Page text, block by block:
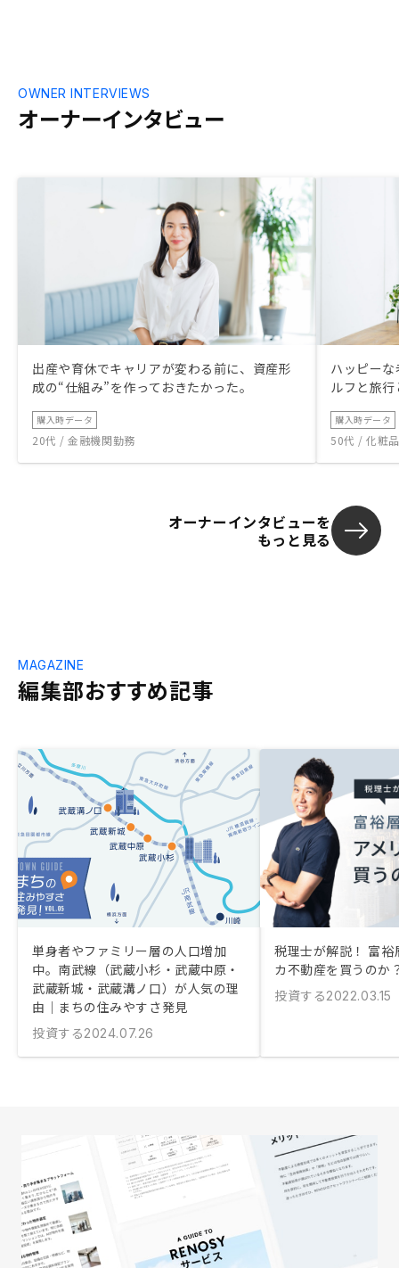
者が担当物件
的に担当顧客
式があり、安
た。システム
したら。
オーナーインタビュー
OWNER INTERVIEWS
出産や育休でキャリアが変わる前に、資産形
成の“仕組み”を作っておきたかった。
購入時データ
20代 / 金融機関勤務
ハッピー
ルフと旅
購入時データ
50代 / 化粧
オーナーインタビューを
もっと見る
編集部おすすめ記事
MAGAZINE
単身者やファミリー層の人口増加
中。南武線（武蔵小杉・武蔵中原・
武蔵新城・武蔵溝ノ口）が人気の理
由｜まちの住みやすさ発見
投資する2024.07.26
税理士が解説！ 富裕
カ不動産を買うのか
投資する2022.03.15